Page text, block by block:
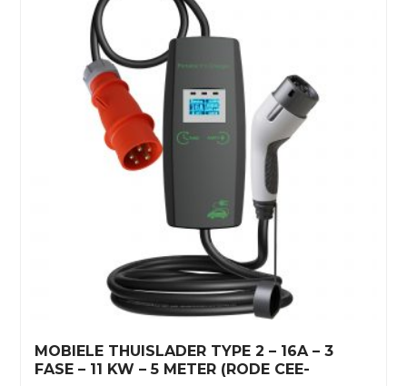
MOBIELE THUISLADER TYPE 2 – 16A – 3
FASE – 11 KW – 5 METER (RODE CEE-